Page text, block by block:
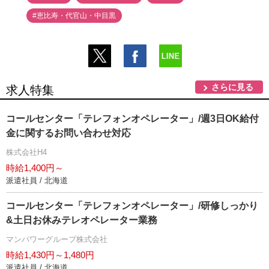
#恵比寿・代官山・中目黒
求人特集 さらに見る
コールセンター「テレフォンオペレーター」/週3日OK給付
金に関するお問い合わせ対応
株式会社H4
時給1,400円～
派遣社員 / 北海道
コールセンター「テレフォンオペレーター」/研修しっかり
&土日お休みテレオペレーター業務
マンパワーグループ株式会社
時給1,430円～1,480円